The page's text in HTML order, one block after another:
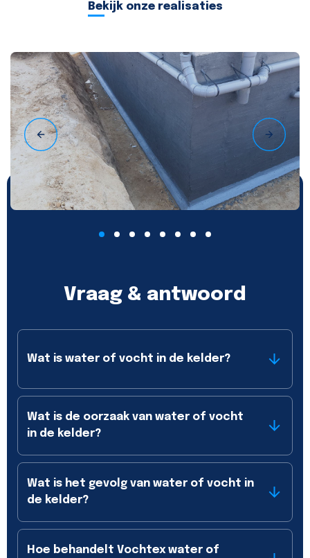
Bekijk onze realisaties
Vraag & antwoord
Wat is water of vocht in de kelder?
Wat is de oorzaak van water of vocht
in de kelder?
Wat is het gevolg van water of vocht in
de kelder?
Hoe behandelt Vochtex water of